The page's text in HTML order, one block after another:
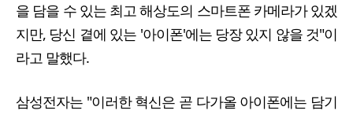
을 담을 수 있는 최고 해상도의 스마트폰 카메라가 있겠
지만, 당신 곁에 있는 '아이폰'에는 당장 있지 않을 것"이
라고 말했다.
삼성전자는 "이러한 혁신은 곧 다가올 아이폰에는 담기